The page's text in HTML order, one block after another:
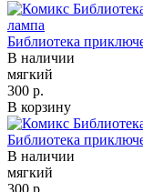
Библиотека
В наличии
мягкий
300 р.
В корзину
Библиотека
В наличии
мягкий
300 р.